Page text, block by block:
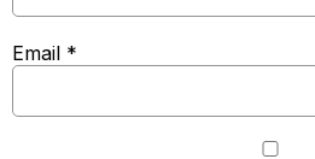
Email *